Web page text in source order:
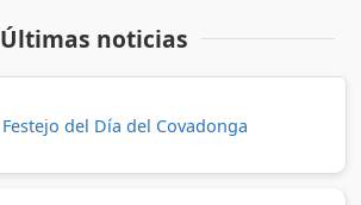
Últimas noticias
Festejo del Día del Covadonga